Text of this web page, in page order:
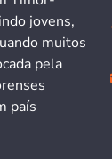
jovens,
muitos
pela
país